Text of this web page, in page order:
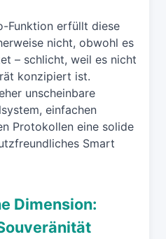
Funktion erfüllt diese
nicht, obwohl es
– schlicht, weil es nicht
konzipiert ist.
unscheinbare
einfachen
Protokollen eine solide
Smart
Dimension: